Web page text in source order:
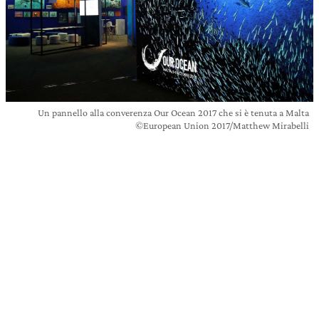
Un pannello alla converenza Our Ocean 2017 che si è tenuta a Malta
©European Union 2017/Matthew Mirabelli